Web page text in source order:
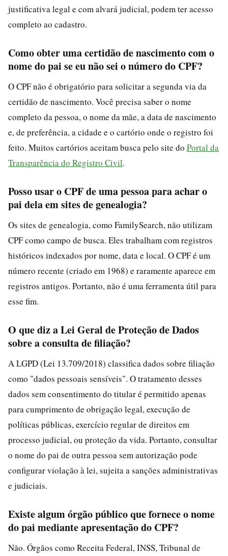
justificativa legal e com alvará judicial, podem ter acesso
completo ao cadastro.
Como obter uma certidão de nascimento com o
nome do pai se eu não sei o número do CPF?
O CPF não é obrigatório para solicitar a segunda via da
certidão de nascimento. Você precisa saber o nome
completo da pessoa, o nome da mãe, a data de nascimento
e, de preferência, a cidade e o cartório onde o registro foi
feito. Muitos cartórios aceitam busca pelo site do Portal da
Transparência do Registro Civil.
Posso usar o CPF de uma pessoa para achar o
pai dela em sites de genealogia?
Os sites de genealogia, como FamilySearch, não utilizam
CPF como campo de busca. Eles trabalham com registros
históricos indexados por nome, data e local. O CPF é um
número recente (criado em 1968) e raramente aparece em
registros antigos. Portanto, não é uma ferramenta útil para
esse fim.
O que diz a Lei Geral de Proteção de Dados
sobre a consulta de filiação?
A LGPD (Lei 13.709/2018) classifica dados sobre filiação
como "dados pessoais sensíveis". O tratamento desses
dados sem consentimento do titular é permitido apenas
para cumprimento de obrigação legal, execução de
políticas públicas, exercício regular de direitos em
processo judicial, ou proteção da vida. Portanto, consultar
o nome do pai de outra pessoa sem autorização pode
configurar violação à lei, sujeita a sanções administrativas
e judiciais.
Existe algum órgão público que fornece o nome
do pai mediante apresentação do CPF?
Não. Órgãos como Receita Federal, INSS, Tribunal de